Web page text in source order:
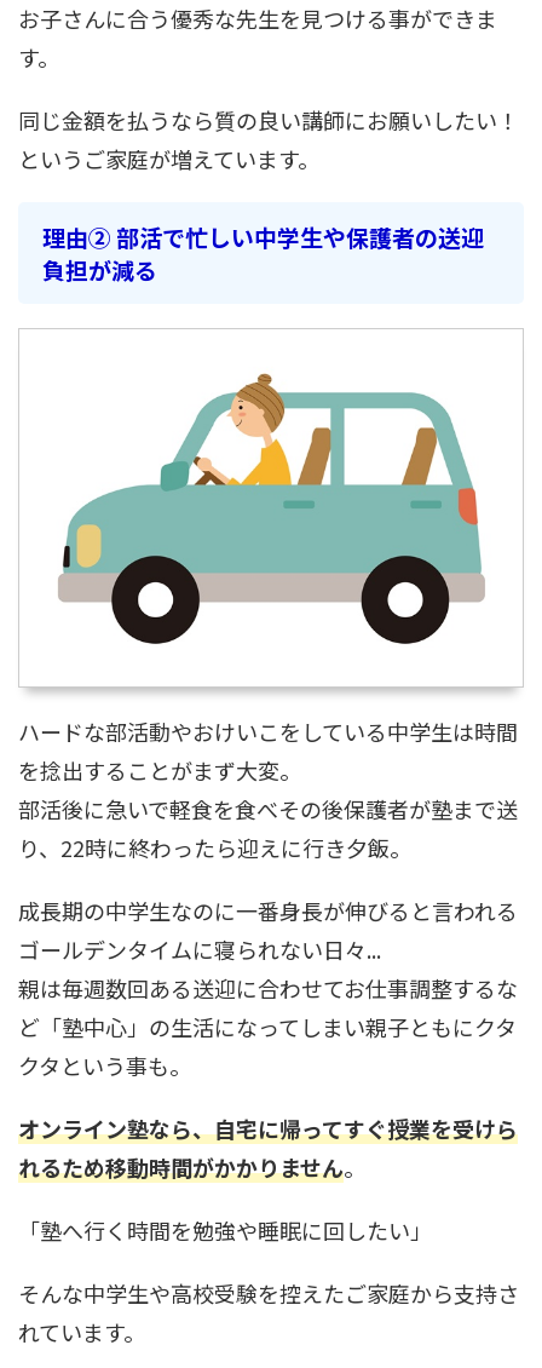
お子さんに合う優秀な先生を見つける事ができま
す。
同じ金額を払うなら質の良い講師にお願いしたい！
というご家庭が増えています。
理由② 部活で忙しい中学生や保護者の送迎
負担が減る
ハードな部活動やおけいこをしている中学生は時間
を捻出することがまず大変。
部活後に急いで軽食を食べその後保護者が塾まで送
り、22時に終わったら迎えに行き夕飯。
成長期の中学生なのに一番身長が伸びると言われる
ゴールデンタイムに寝られない日々...
親は毎週数回ある送迎に合わせてお仕事調整するな
ど「塾中心」の生活になってしまい親子ともにクタ
クタという事も。
オンライン塾なら、自宅に帰ってすぐ授業を受けら
れるため移動時間がかかりません。
「塾へ行く時間を勉強や睡眠に回したい」
そんな中学生や高校受験を控えたご家庭から支持さ
れています。